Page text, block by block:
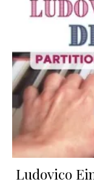
Ludovico